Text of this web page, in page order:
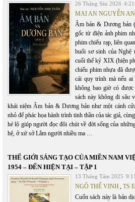
26 Tháng Sáu 2026
MAI AN NGUYỄN
Âm bản & Dương bản
gốc từ điện ảnh phim
phim chiếu rạp, liên
buổi sơ sinh của
cuối thế kỷ XIX (hiện
chiếu phim nhựa đã
cái quy trình mà nếu
không bao giờ có
sách này không đi sâu
khái niệm Âm bản & Dương bản như một cánh
nhỏ để phác họa hành trình tinh thần của tác giả,
hé lộ giúp người đọc đôi chút về đời sống của
hệ, ở xứ sở Lắm người nhiều ma …
THẾ GIỚI SÁNG TẠO CỦA MIỀN NAM
1954 – ĐẾN HIỆN TẠI – TẬP 1
13 Tháng Tám 2025
NGÔ THẾ VINH, TS
Cuốn sách này là bản